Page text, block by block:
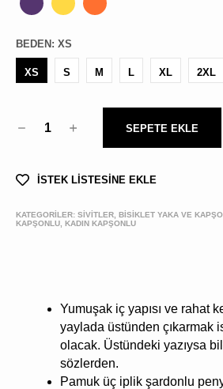
BEDEN : XS
XS S M L XL 2XL
1 SEPETE EKLE
İSTEK LİSTESİNE EKLE
KATEGORİLER: SİVİTLER, BISIKLET YAKA VE
KAPŞONLU, KADIN KAPŞONLU
Yumuşak iç yapısı ve rahat
yaylada üstünden çıkarmak
olacak. Üstündeki yazıysa
sözlerden.
Pamuk üç iplik şardonlu